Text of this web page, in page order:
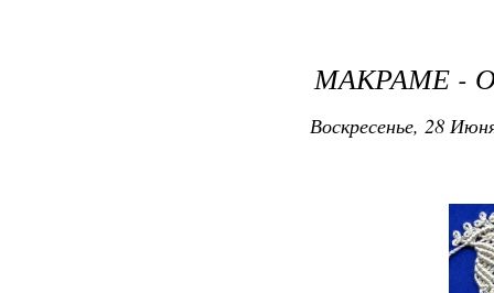
МАКРАМЕ -
Воскресенье, 28